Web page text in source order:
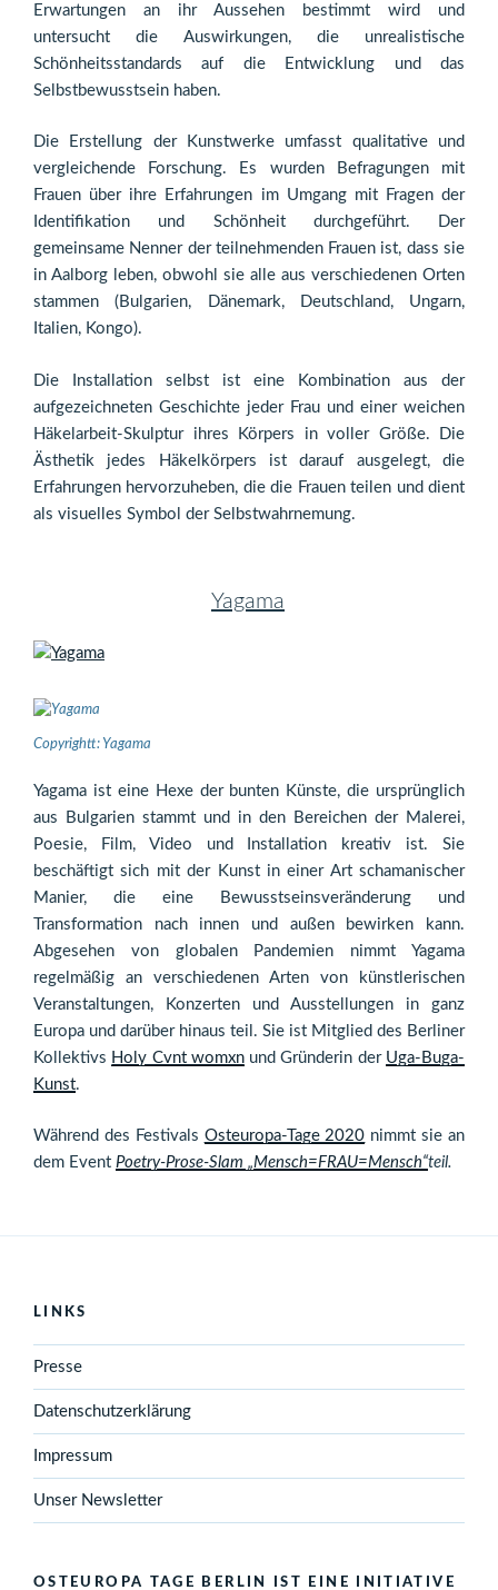
Erwartungen an ihr Aussehen bestimmt wird und
untersucht die Auswirkungen, die unrealistische
Schönheitsstandards auf die Entwicklung und das
Selbstbewusstsein haben.
Die Erstellung der Kunstwerke umfasst qualitative und
vergleichende Forschung. Es wurden Befragungen mit
Frauen über ihre Erfahrungen im Umgang mit Fragen der
Identifikation und Schönheit durchgeführt. Der
gemeinsame Nenner der teilnehmenden Frauen ist, dass sie
in Aalborg leben, obwohl sie alle aus verschiedenen Orten
stammen (Bulgarien, Dänemark, Deutschland, Ungarn,
Italien, Kongo).
Die Installation selbst ist eine Kombination aus der
aufgezeichneten Geschichte jeder Frau und einer weichen
Häkelarbeit-Skulptur ihres Körpers in voller Größe. Die
Ästhetik jedes Häkelkörpers ist darauf ausgelegt, die
Erfahrungen hervorzuheben, die die Frauen teilen und dient
als visuelles Symbol der Selbstwahrnemung.
Yagama
Copyrightt: Yagama
Yagama ist eine Hexe der bunten Künste, die ursprünglich
aus Bulgarien stammt und in den Bereichen der Malerei,
Poesie, Film, Video und Installation kreativ ist. Sie
beschäftigt sich mit der Kunst in einer Art schamanischer
Manier, die eine Bewusstseinsveränderung und
Transformation nach innen und außen bewirken kann.
Abgesehen von globalen Pandemien nimmt Yagama
regelmäßig an verschiedenen Arten von künstlerischen
Veranstaltungen, Konzerten und Ausstellungen in ganz
Europa und darüber hinaus teil. Sie ist Mitglied des Berliner
Kollektivs Holy Cvnt womxnund Gründerin der Uga-Buga-
Kunst.
Während des Festivals Osteuropa-Tage 2020 nimmt sie an
dem Event Poetry-Prose-Slam „Mensch=FRAU=Mensch“teil.
LINKS
Presse
Datenschutzerklärung
Impressum
Unser Newsletter
OSTEUROPA TAGE BERLIN IST EINE INITIATIVE